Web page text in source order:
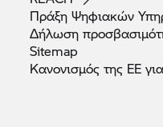
Πράξη Ψηφιακών
Δήλωση
Sitemap
Κανονισμός της ΕΕ